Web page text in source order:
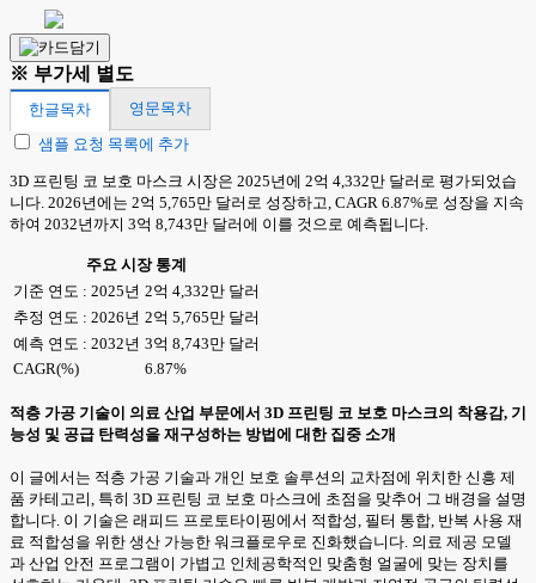
※ 부가세 별도
한글목차
영문목차
샘플 요청 목록에 추가
3D 프린팅 코 보호 마스크 시장은 2025년에 2억 4,332만 달러로 평가되었습
니다. 2026년에는 2억 5,765만 달러로 성장하고, CAGR 6.87%로 성장을 지속
하여 2032년까지 3억 8,743만 달러에 이를 것으로 예측됩니다.
주요 시장 통계
기준 연도 : 2025년 2억 4,332만 달러
추정 연도 : 2026년 2억 5,765만 달러
예측 연도 : 2032년 3억 8,743만 달러
CAGR(%)
6.87%
적층 가공 기술이 의료 산업 부문에서 3D 프린팅 코 보호 마스크의 착용감, 기
능성 및 공급 탄력성을 재구성하는 방법에 대한 집중 소개
이 글에서는 적층 가공 기술과 개인 보호 솔루션의 교차점에 위치한 신흥 제
품 카테고리, 특히 3D 프린팅 코 보호 마스크에 초점을 맞추어 그 배경을 설명
합니다. 이 기술은 래피드 프로토타이핑에서 적합성, 필터 통합, 반복 사용 재
료 적합성을 위한 생산 가능한 워크플로우로 진화했습니다. 의료 제공 모델
과 산업 안전 프로그램이 가볍고 인체공학적인 맞춤형 얼굴에 맞는 장치를